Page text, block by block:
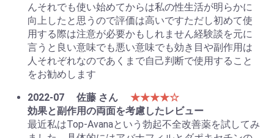
んそれでも使い始めてからは私の性生活が明らかに
向上したと思うので評価は高いですただし初めて使
用する際は注意が必要かもしれません経験談を元に
言うと良い意味でも悪い意味でも効き目や副作用は
人それぞれなのであくまで自己判断で使用すること
をお勧めします
2022-07
佐藤 さん
★★★★☆
効果と副作用の両面を考慮したレビュー
最近私はTop-Avanaという勃起不全改善薬を試してみ